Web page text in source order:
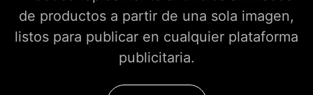
de productos a partir de una sola imagen,
listos para publicar en cualquier plataforma
publicitaria.